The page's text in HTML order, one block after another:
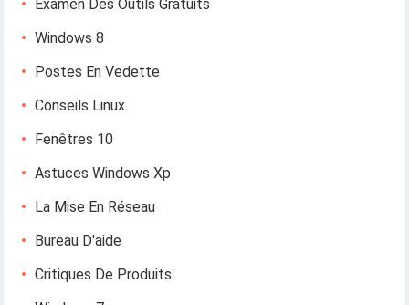
Examen Des Outils Gratuits
Windows 8
Postes En Vedette
Conseils Linux
Fenêtres 10
Astuces Windows Xp
La Mise En Réseau
Bureau D'aide
Critiques De Produits